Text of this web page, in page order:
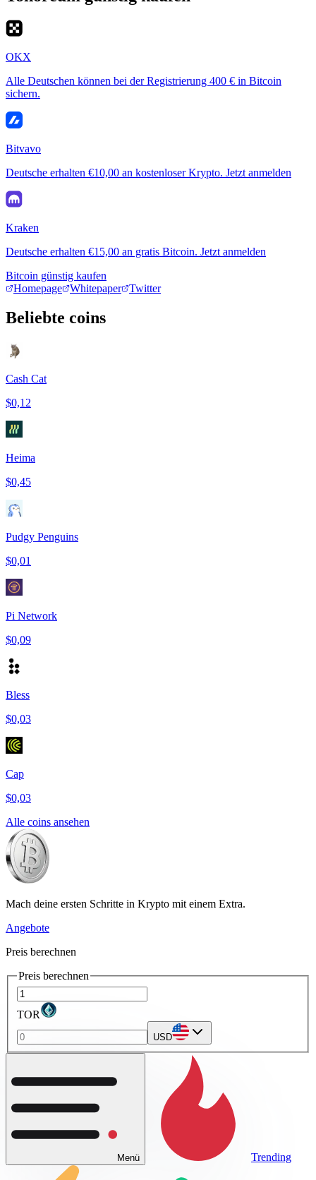
OKX
Alle Deutschen können bei der Registrierung 400 € in Bitcoin
sichern.
Bitvavo
Deutsche erhalten €10,00 an kostenloser Krypto. Jetzt anmelden
Kraken
Deutsche erhalten €15,00 an gratis Bitcoin. Jetzt anmelden
Bitcoin günstig kaufen
Homepage
Whitepaper Twitter
Beliebte coins
Cash Cat
$0,12
Heima
$0,45
Pudgy Penguins
$0,01
Pi Network
$0,09
Bless
$0,03
Cap
$0,03
Alle coins ansehen
Mach deine ersten Schritte in Krypto mit einem Extra.
Angebote
Preis berechnen
Preis berechnen
TOR
USD
Menü Trending